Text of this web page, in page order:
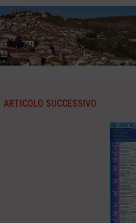
ARTICOLO SUCCESSIVO